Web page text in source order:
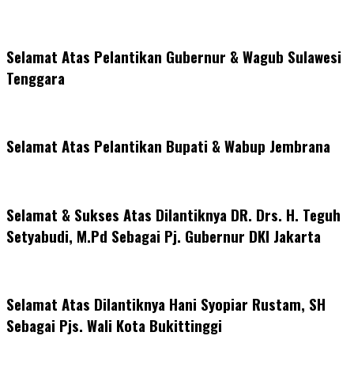
Selamat Atas Pelantikan Gubernur & Wagub Sulawesi
Tenggara
Selamat Atas Pelantikan Bupati & Wabup Jembrana
Selamat & Sukses Atas Dilantiknya DR. Drs. H. Teguh
Setyabudi, M.Pd Sebagai Pj. Gubernur DKI Jakarta
Selamat Atas Dilantiknya Hani Syopiar Rustam, SH
Sebagai Pjs. Wali Kota Bukittinggi